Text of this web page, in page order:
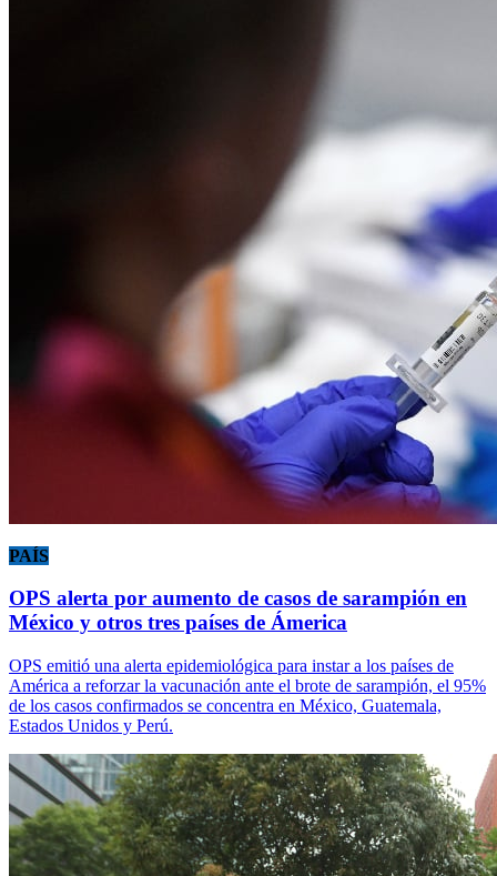
PAÍS
OPS alerta por aumento de casos de sarampión en
México y otros tres países de Ámerica
OPS emitió una alerta epidemiológica para instar a los países de
América a reforzar la vacunación ante el brote de sarampión, el 95%
de los casos confirmados se concentra en México, Guatemala,
Estados Unidos y Perú.